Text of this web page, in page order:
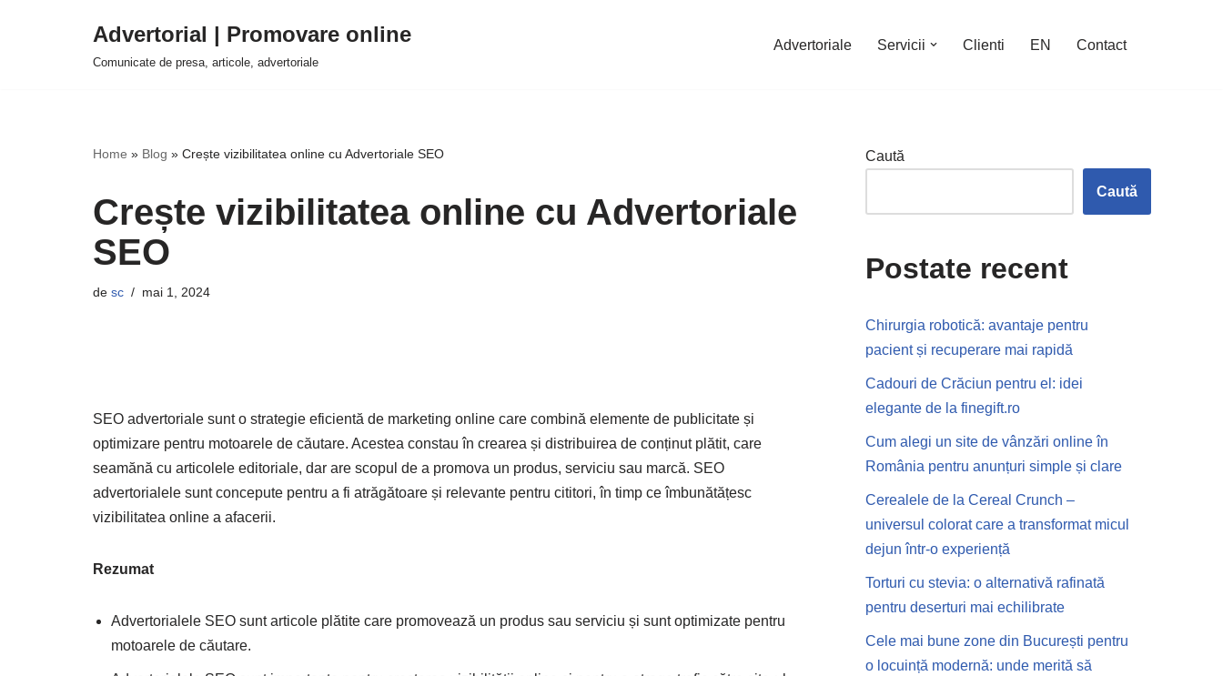
Advertorial | Promovare online
Comunicate de presa, articole, advertoriale
Advertoriale Servicii Clienti EN Contact
Home » Blog » Crește vizibilitatea online cu Advertoriale SEO
Crește vizibilitatea online cu Advertoriale
SEO
de sc mai 1, 2024
SEO advertoriale sunt o strategie eficientă de marketing online care combină elemente de publicitate și
optimizare pentru motoarele de căutare. Acestea constau în crearea și distribuirea de conținut plătit, care
seamănă cu articolele editoriale, dar are scopul de a promova un produs, serviciu sau marcă. SEO
advertorialele sunt concepute pentru a fi atrăgătoare și relevante pentru cititori, în timp ce îmbunătățesc
vizibilitatea online a afacerii.
Rezumat
Advertorialele SEO sunt articole plătite care promovează un produs sau serviciu și sunt optimizate pentru
motoarele de căutare.
Caută
Caută
Postate recent
Chirurgia robotică: avantaje pentru
pacient și recuperare mai rapidă
Cadouri de Crăciun pentru el: idei
elegante de la finegift.ro
Cum alegi un site de vânzări online în
România pentru anunțuri simple și clare
Cerealele de la Cereal Crunch –
universul colorat care a transformat micul
dejun într-o experiență
Torturi cu stevia: o alternativă rafinată
pentru deserturi mai echilibrate
Cele mai bune zone din București pentru
o locuință modernă: unde merită să